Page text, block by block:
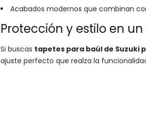
Acabados modernos que combinan
Protección y estilo en
Si buscas tapetes para baúl de Suzuki
ajuste perfecto que realza la